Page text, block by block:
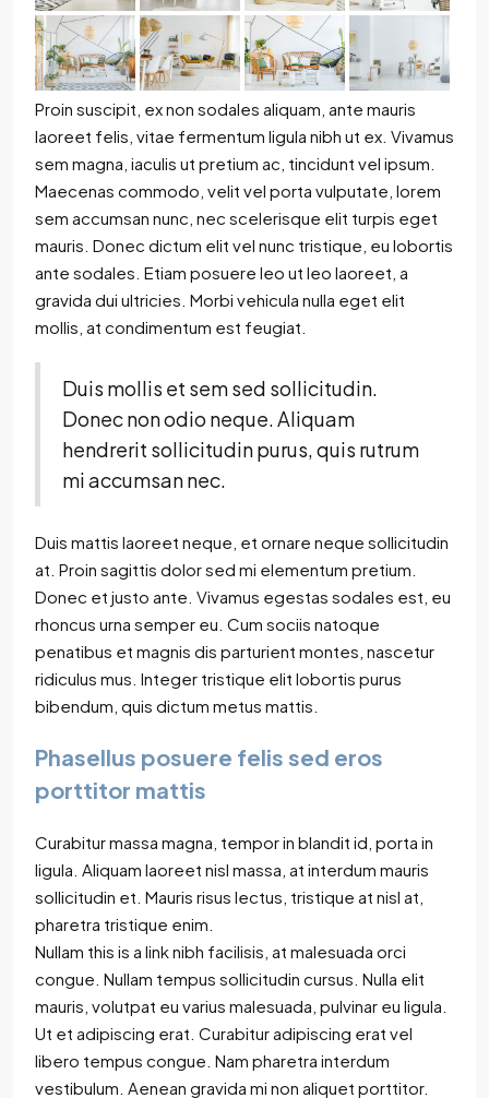
Proin suscipit, ex non sodales aliquam, ante mauris
laoreet felis, vitae fermentum ligula nibh ut ex. Vivamus
sem magna, iaculis ut pretium ac, tincidunt vel ipsum.
Maecenas commodo, velit vel porta vulputate, lorem
sem accumsan nunc, nec scelerisque elit turpis eget
mauris. Donec dictum elit vel nunc tristique, eu lobortis
ante sodales. Etiam posuere leo ut leo laoreet, a
gravida dui ultricies. Morbi vehicula nulla eget elit
mollis, at condimentum est feugiat.
Duis mollis et sem sed sollicitudin.
Donec non odio neque. Aliquam
hendrerit sollicitudin purus, quis rutrum
mi accumsan nec.
Duis mattis laoreet neque, et ornare neque sollicitudin
at. Proin sagittis dolor sed mi elementum pretium.
Donec et justo ante. Vivamus egestas sodales est, eu
rhoncus urna semper eu. Cum sociis natoque
penatibus et magnis dis parturient montes, nascetur
ridiculus mus. Integer tristique elit lobortis purus
bibendum, quis dictum metus mattis.
Phasellus posuere felis sed eros
porttitor mattis
Curabitur massa magna, tempor in blandit id, porta in
ligula. Aliquam laoreet nisl massa, at interdum mauris
sollicitudin et. Mauris risus lectus, tristique at nisl at,
pharetra tristique enim.
Nullam this is a link nibh facilisis, at malesuada orci
congue. Nullam tempus sollicitudin cursus. Nulla elit
mauris, volutpat eu varius malesuada, pulvinar eu ligula.
Ut et adipiscing erat. Curabitur adipiscing erat vel
libero tempus congue. Nam pharetra interdum
vestibulum. Aenean gravida mi non aliquet porttitor.